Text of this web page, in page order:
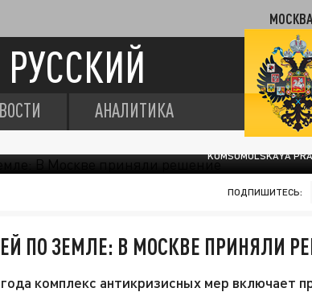
МОСКВА
АНАЛИТИКА
KOMSOMOLSKAYA
ПОДПИШИТЕСЬ:
ПО ЗЕМЛЕ: В МОСКВЕ ПРИНЯЛИ
комплекс антикризисных мер включает